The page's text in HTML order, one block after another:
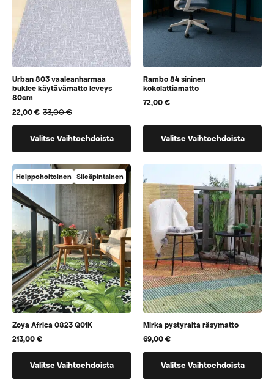
Urban 803 vaaleanharmaa
buklee käytävämatto leveys
80cm
33,00€
Alkuperäinen
hinta
33,00 €.
22,00€
Nykyinen
hinta
22,00 €.Valitse Vaihtoehdoista
vaihtoehtoja,
jotka
voidaan
valita
tuotteen
sivulla
Rambo 84 sininen
kokolattiamatto
72,00€
Valitse Vaihtoehdoista
vaihtoehtoja,
jotka
voidaan
valita
tuotteen
sivulla
Helppohoitoinen Sileäpintainen
Zoya Africa 0823 Q01K
213,00€
Valitse Vaihtoehdoista
tuotteella
Mirka pystyraita räsymatto
69,00€
Valitse Vaihtoehdoista
tuotteella